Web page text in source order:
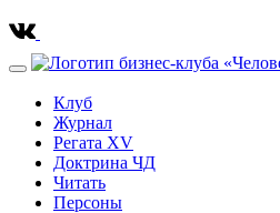
Клуб
Журнал
Регата XV
Доктрина ЧД
Читать
Персоны